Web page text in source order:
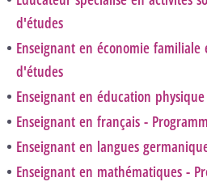
d'études
Enseignant en économie familiale
d'études
Enseignant en éducation
Enseignant en français -
Enseignant en langues
Enseignant en mathématiques -